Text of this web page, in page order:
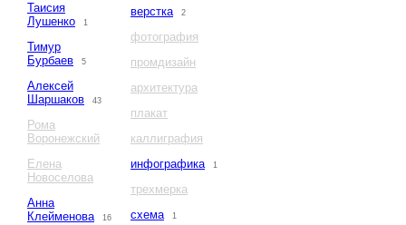
Таисия
Лушенко
1
Тимур
Бурбаев
5
Алексей
Шаршаков
43
Рома
Воронежский
Елена
Новоселова
Анна
Клейменова
16
верстка
2
фотография
промдизайн
архитектура
плакат
каллиграфия
инфографика
1
трехмерка
схема
1